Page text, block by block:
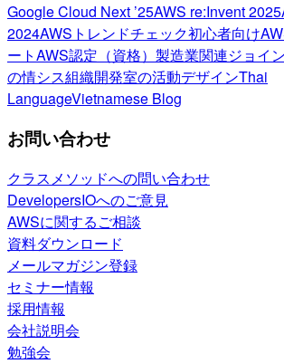
Google Cloud Next ’25AWS re:Invent 2025
2024AWSトレンドチェック初心者向け
ートAWS認定（資格） 製造業関連ジョイ
の情シス組織開発室の活動デザインThai
LanguageVietnamese Blog
お問い合わせ
クラスメソッドへの問い合わせ
DevelopersIOへのご意見
AWSに関するご相談
資料ダウンロード
メールマガジン登録
セミナー情報
採用情報
会社説明会
勉強会